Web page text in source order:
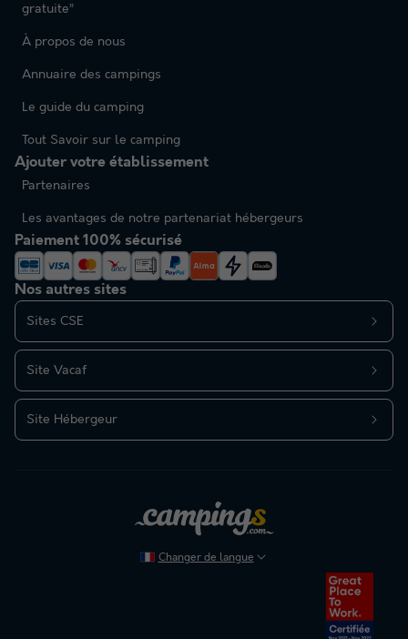
Nos autres sites
Sites CSE
Site Vacaf
Site Hébergeur
gratuite”
À propos de nous
Annuaire des campings
Le guide du camping
Tout Savoir sur le camping
Ajouter votre établissement
Partenaires
Les avantages de notre partenariat hébergeurs
Paiement 100% sécurisé
Changer de langue